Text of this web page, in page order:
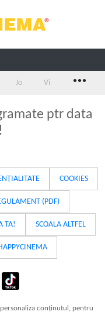
Jo Vi ...
ptr data
COOKIES
(PDF)
TA! SCOALA ALTFEL
conținutul, pentru